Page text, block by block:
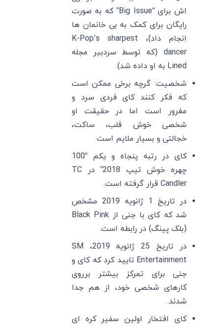
اش برای “Big Issue” که به صورت
رایگان برای کمک به بی خانمان ها
انجام داد)، K-Pop’s sharpest
dancer (که توسط سردبیر مجله
Lined به او داده شد).
شخصیت: گرچه برخی ممکن است
که فکر کنند کای فردی سرد و
مغرور است اما در حقیقت او
شخصی خوش قلب، ساکت،
خجالتی و بسیار ملایم است
کای در رتبه پنجاه و یکم “100
چهره خوش تیپ 2018” در TC
Candler قرار گرفته است.
در تاریخ 1 ژانویه 2019 مشخص
شد که کای با جنی از Black Pink
(بلک پینگ) در رابطه است.
در تاریخ 25 ژانویه 2019، SM
Entertainment تایید کرد که کای و
جنی برای تمرکز بیشتر برروی
کارهای شخصی خود، از هم جدا
شدند.
کای افتخار اولین سفیر کره ای